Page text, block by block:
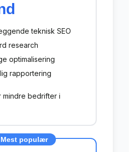
teknisk SEO
research
optimalisering
rapportering
mindre bedrifter i
Mest populær